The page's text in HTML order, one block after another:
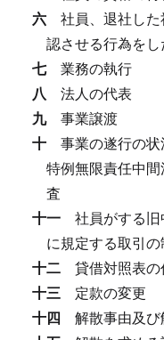
六 社員、退社し
認させる行為を
七 業務の執行
八 法人の代表
九 事業譲渡
十 事業の遂行の
特例無限責任中
査
十一 社員がする
に規定する取引の
十二 貸借対照表
十三 定款の変更
十四 解散事由及